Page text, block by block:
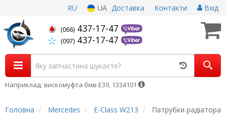
RU UA Доставка Контакти Вхід
(066) 437-17-47
(097) 437-17-47
Наприклад: вискомуфта бмв Е39, 1334101
Головна Mercedes E-Class W213 Патрубки радіатора